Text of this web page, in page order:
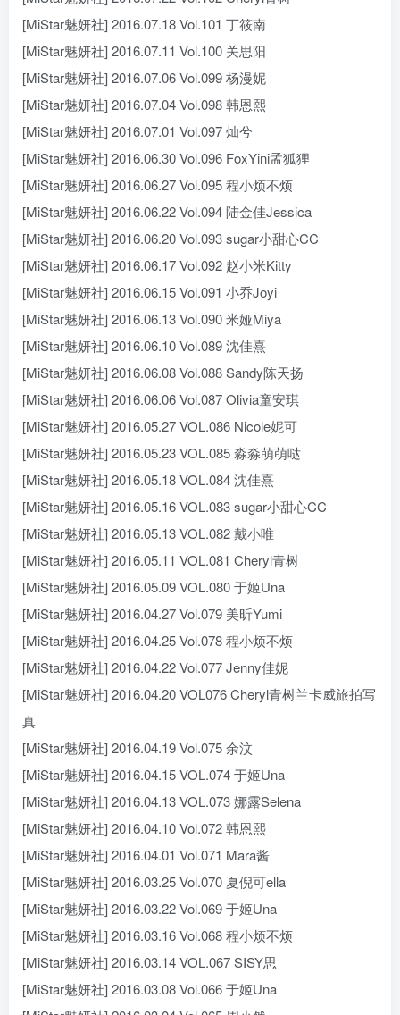
[MiStar魅妍社] 2016.07.18 Vol.101 丁筱南
[MiStar魅妍社] 2016.07.11 Vol.100 关思阳
[MiStar魅妍社] 2016.07.06 Vol.099 杨漫妮
[MiStar魅妍社] 2016.07.04 Vol.098 韩恩熙
[MiStar魅妍社] 2016.07.01 Vol.097 灿兮
[MiStar魅妍社] 2016.06.30 Vol.096 FoxYini孟狐狸
[MiStar魅妍社] 2016.06.27 Vol.095 程小烦不烦
[MiStar魅妍社] 2016.06.22 Vol.094 陆金佳Jessica
[MiStar魅妍社] 2016.06.20 Vol.093 sugar小甜心CC
[MiStar魅妍社] 2016.06.17 Vol.092 赵小米Kitty
[MiStar魅妍社] 2016.06.15 Vol.091 小乔Joyi
[MiStar魅妍社] 2016.06.13 Vol.090 米娅Miya
[MiStar魅妍社] 2016.06.10 Vol.089 沈佳熹
[MiStar魅妍社] 2016.06.08 Vol.088 Sandy陈天扬
[MiStar魅妍社] 2016.06.06 Vol.087 Olivia童安琪
[MiStar魅妍社] 2016.05.27 VOL.086 Nicole妮可
[MiStar魅妍社] 2016.05.23 VOL.085 淼淼萌萌哒
[MiStar魅妍社] 2016.05.18 VOL.084 沈佳熹
[MiStar魅妍社] 2016.05.16 VOL.083 sugar小甜心CC
[MiStar魅妍社] 2016.05.13 VOL.082 戴小唯
[MiStar魅妍社] 2016.05.11 VOL.081 Cheryl青树
[MiStar魅妍社] 2016.05.09 VOL.080 于姬Una
[MiStar魅妍社] 2016.04.27 Vol.079 美昕Yumi
[MiStar魅妍社] 2016.04.25 Vol.078 程小烦不烦
[MiStar魅妍社] 2016.04.22 Vol.077 Jenny佳妮
[MiStar魅妍社] 2016.04.20 VOL076 Cheryl青树兰卡威旅拍写
真
[MiStar魅妍社] 2016.04.19 Vol.075 余汶
[MiStar魅妍社] 2016.04.15 VOL.074 于姬Una
[MiStar魅妍社] 2016.04.13 VOL.073 娜露Selena
[MiStar魅妍社] 2016.04.10 Vol.072 韩恩熙
[MiStar魅妍社] 2016.04.01 Vol.071 Mara酱
[MiStar魅妍社] 2016.03.25 Vol.070 夏倪可ella
[MiStar魅妍社] 2016.03.22 Vol.069 于姬Una
[MiStar魅妍社] 2016.03.16 Vol.068 程小烦不烦
[MiStar魅妍社] 2016.03.14 VOL.067 SISY思
[MiStar魅妍社] 2016.03.08 Vol.066 于姬Una